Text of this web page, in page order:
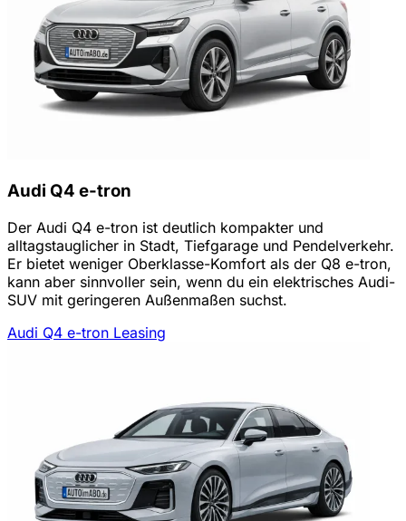
Audi Q4 e-tron
Der Audi Q4 e-tron ist deutlich kompakter und
alltagstauglicher in Stadt, Tiefgarage und Pendelverkehr.
Er bietet weniger Oberklasse-Komfort als der Q8 e-tron,
kann aber sinnvoller sein, wenn du ein elektrisches Audi-
SUV mit geringeren Außenmaßen suchst.
Audi Q4 e-tron Leasing